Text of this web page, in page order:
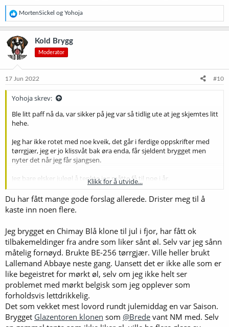
R
e
a
k
s
j
o
e
MortenSickel og Yohoja
Kold Brygg
Moderator
17 Jun 2022 #10
Yohoja skrev:
Ble litt paff nå da, var sikker på jeg var så tidlig ute at jeg skjemtes litt
hehe.
Jeg har ikke rotet med noe kveik, det går i ferdige oppskrifter med
tørrgjær, jeg er jo klissvåt bak øra enda, får sjeldent brygget men
nyter det når jeg får sjangsen.
Jeg bare elsker juleøl å tenkte jeg måtte få til noe i år.
Er det rett å slett for sent for sterke øl?
Må jeg evt strekke meg til en eller annen god brun ale.
Klikk for å utvide...
Du har fått mange gode forslag allerede. Drister meg til å
kaste inn noen flere.
Jeg brygget en Chimay Blå klone til jul i fjor, har fått ok
tilbakemeldinger fra andre som liker sånt øl. Selv var jeg sånn
måtelig fornøyd. Brukte BE-256 tørrgjær. Ville heller brukt
Lallemand Abbaye neste gang. Uansett det er ikke alle som er
like begeistret for mørkt øl, selv om jeg ikke helt ser
problemet med mørkt belgisk som jeg opplever som
forholdsvis lettdrikkelig.
Det som vekket mest lovord rundt julemiddag en var Saison.
Brygget Glazentoren klonen som @Brede vant NM med. Selv